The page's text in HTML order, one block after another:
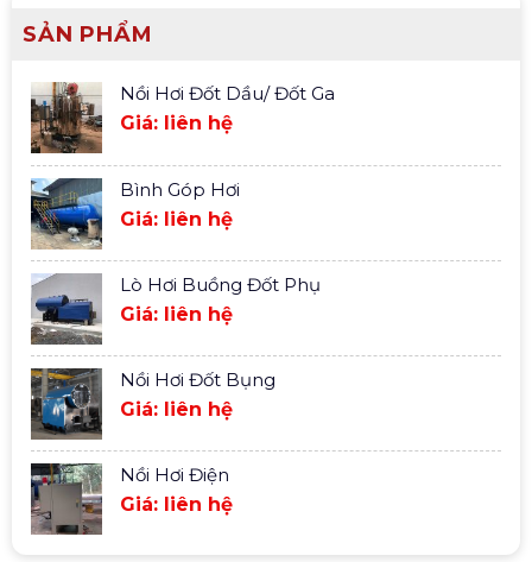
SẢN PHẨM
Nồi Hơi Đốt Dầu/ Đốt Ga
Giá: liên hệ
Bình Góp Hơi
Giá: liên hệ
Lò Hơi Buồng Đốt Phụ
Giá: liên hệ
Nồi Hơi Đốt Bụng
Giá: liên hệ
Nồi Hơi Điện
Giá: liên hệ